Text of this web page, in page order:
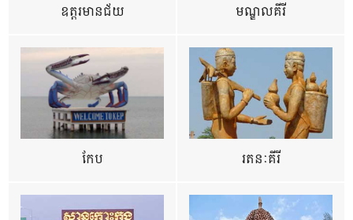
ឧត្ដរមានជ័យ មណ្ឌលគីរី
កែប រតនៈគីរី